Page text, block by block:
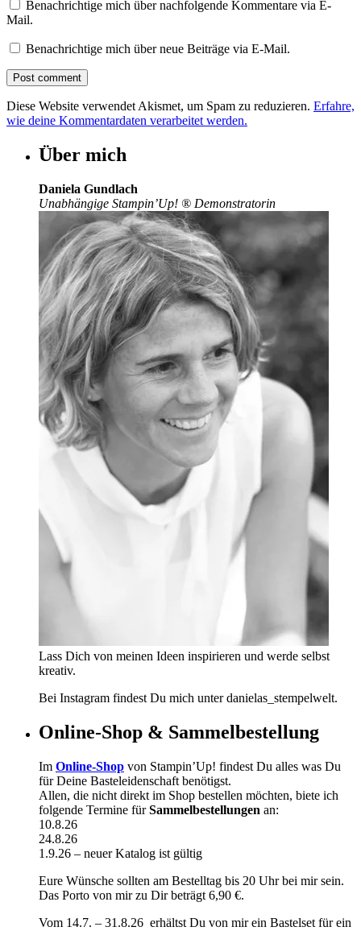
Benachrichtige mich über nachfolgende Kommentare via E-
Mail.
Benachrichtige mich über neue Beiträge via E-Mail.
Diese Website verwendet Akismet, um Spam zu reduzieren. Erfahre,
wie deine Kommentardaten verarbeitet werden.
Über mich
Daniela Gundlach
Unabhängige Stampin’Up! ® Demonstratorin
Lass Dich von meinen Ideen inspirieren und werde selbst
kreativ.
Bei Instagram findest Du mich unter danielas_stempelwelt.
Online-Shop & Sammelbestellung
Im Online-Shop von Stampin’Up! findest Du alles was Du
für Deine Basteleidenschaft benötigst.
Allen, die nicht direkt im Shop bestellen möchten, biete ich
folgende Termine fürSammelbestellungen an:
10.8.26
24.8.26
1.9.26 – neuer Katalog ist gültig
Eure Wünsche sollten am Bestelltag bis 20 Uhr bei mir sein.
Das Porto von mir zu Dir beträgt 6,90 €.
Vom 14.7. – 31.8.26 erhältst Du von mir ein Bastelset für ein